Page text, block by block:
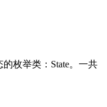
枚举类：State。一共